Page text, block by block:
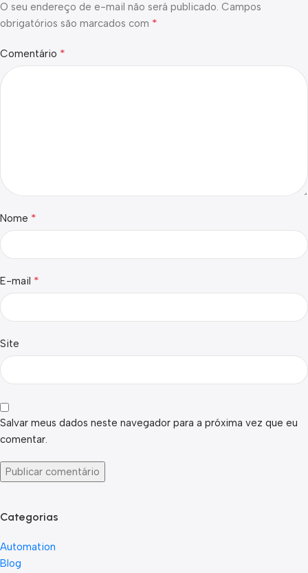
O seu endereço de e-mail não será publicado. Campos
obrigatórios são marcados com *
Comentário *
Nome *
E-mail *
Site
Salvar meus dados neste navegador para a próxima vez que eu
comentar.
Categorias
Automation
Blog